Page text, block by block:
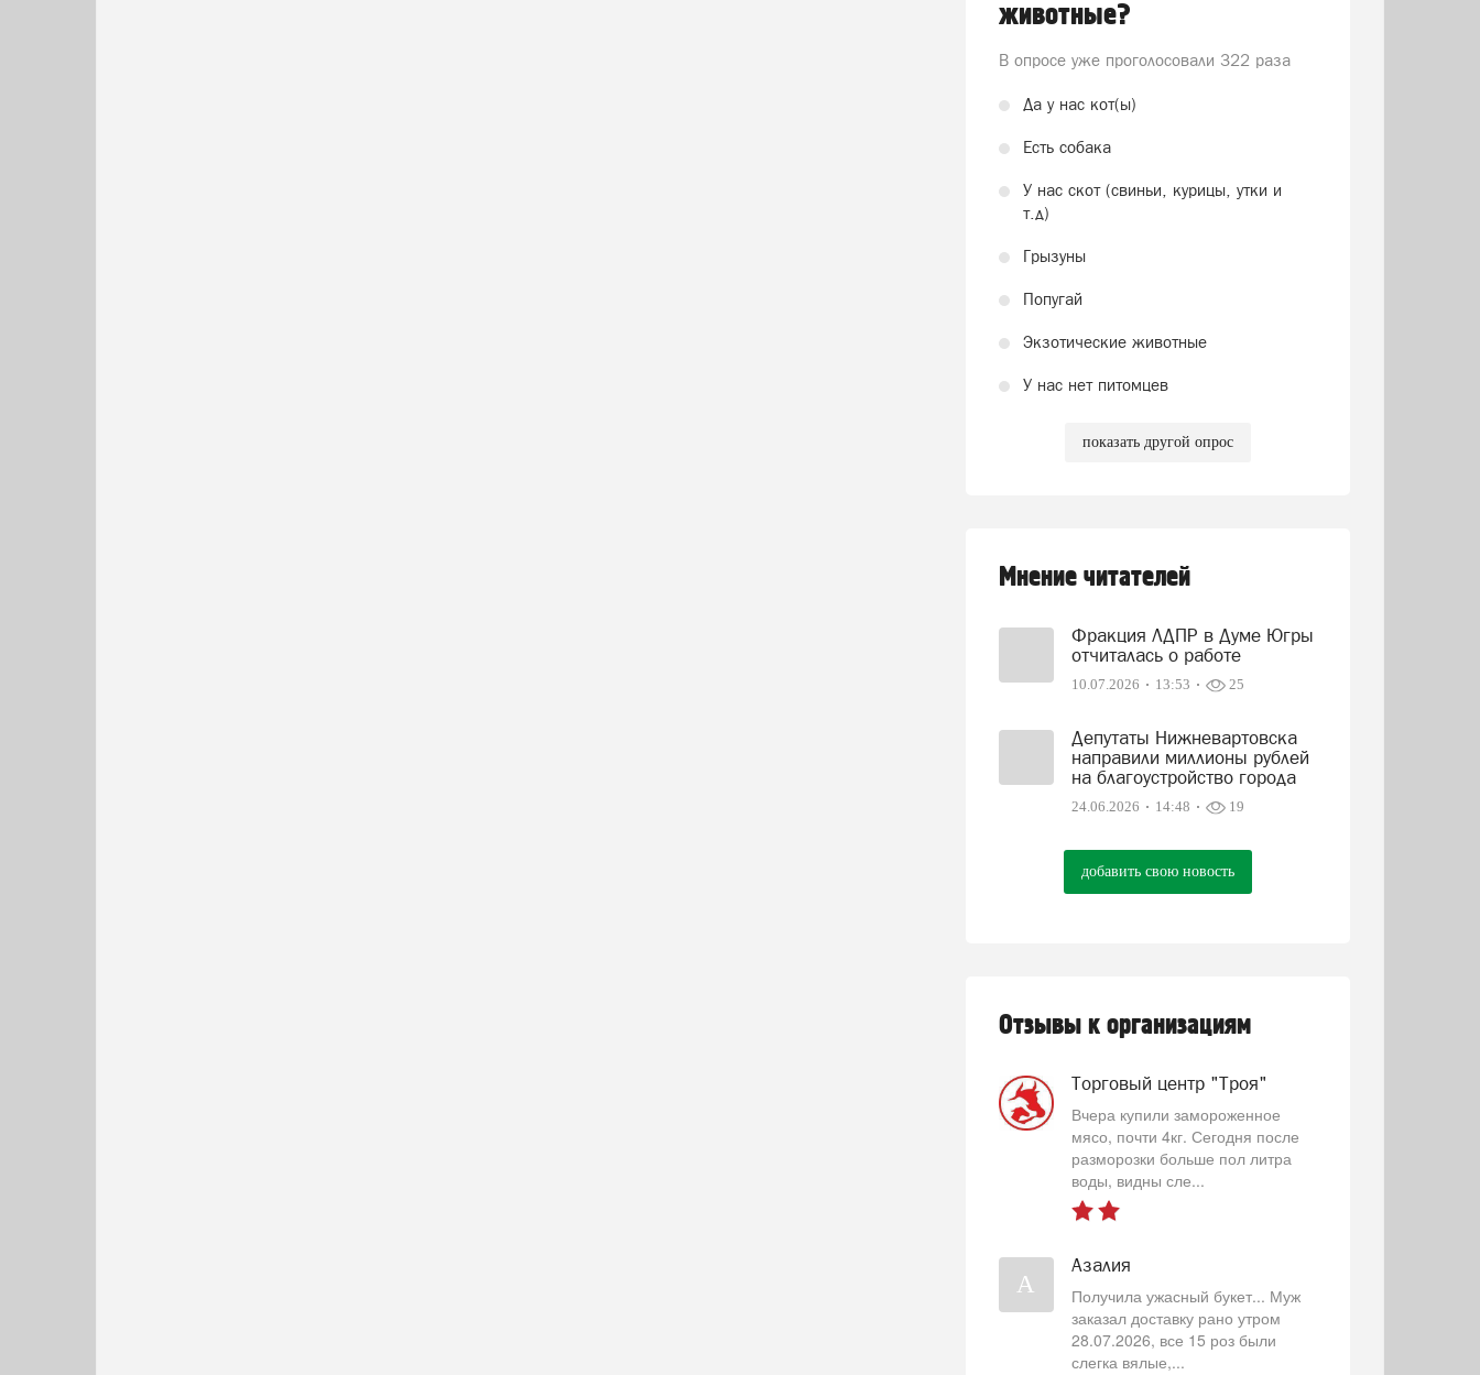
животные?
В опросе уже проголосовали 322 раза
Да у нас кот(ы)
Есть собака
У нас скот (свиньи, курицы, утки и
т.д)
Грызуны
Попугай
Экзотические животные
У нас нет питомцев
показать другой опрос
Мнение читателей
Фракция ЛДПР в Думе Югры
отчиталась о работе
10.07.2026 13:53 25
Депутаты Нижневартовска
направили миллионы рублей
на благоустройство города
24.06.2026 14:48 19
добавить свою новость
Отзывы к организациям
Торговый центр "Троя"
Вчера купили замороженное
мясо, почти 4кг. Сегодня после
разморозки больше пол литра
воды, видны сле...
А
Азалия
Получила ужасный букет... Муж
заказал доставку рано утром
28.07.2026, все 15 роз были
слегка вялые,...